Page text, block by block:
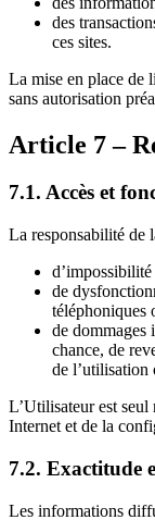
des
ces sites.
La mise en place de
sans autorisation
Article 7 –
7.1. Accès et
La responsabilité de
d’impossibilité
de
téléphoniques
de dommages
chance, de
de l’utilisation
L’Utilisateur est seul
Internet et de la
7.2. Exactitude
Les informations